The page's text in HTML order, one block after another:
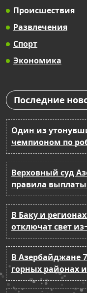
Происшествия
Развлечения
Спорт
Экономика
Последние
Один из
чемпионом по
Верховный суд
правила
В Баку и
отключат свет
В Азербайджане
горных районах